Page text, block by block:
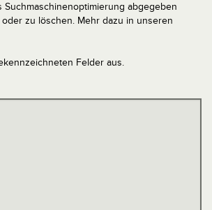
Suchmaschinenoptimierung abgegeben
zu löschen. Mehr dazu in unseren
Felder aus.